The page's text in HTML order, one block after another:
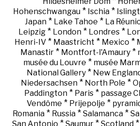
Hohenschwangau * Ischia *
Japan* Lake Tahoe * La
Leipzig* London* Londres*
Henri-IV * Maastricht * Mexico *
Manastir * Montfort-l'Amaury *
musée du Louvre * musée
National Gallery* New
Niedersachsen* North Pole *
Paddington * Paris * passage
Vendôme * Prijepolje *
Romania * Russia * Salamanca *
San Antonio * Saumur * Scotland *